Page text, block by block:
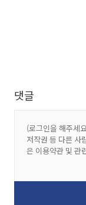
댓글